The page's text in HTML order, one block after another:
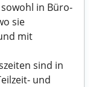
in Büro-
sie
mit
sind in
und